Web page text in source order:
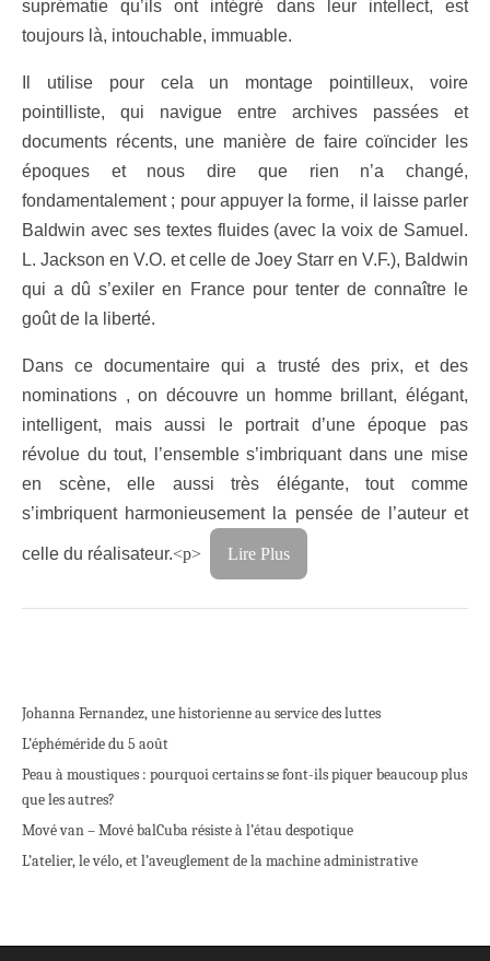
suprématie qu’ils ont intégré dans leur intellect, est
toujours là, intouchable, immuable.
Il utilise pour cela un montage pointilleux, voire
pointilliste, qui navigue entre archives passées et
documents récents, une manière de faire coïncider les
époques et nous dire que rien n’a changé,
fondamentalement ; pour appuyer la forme, il laisse parler
Baldwin avec ses textes fluides (avec la voix de Samuel.
L. Jackson en V.O. et celle de Joey Starr en V.F.), Baldwin
qui a dû s’exiler en France pour tenter de connaître le
goût de la liberté.
Dans ce documentaire qui a trusté des prix, et des
nominations , on découvre un homme brillant, élégant,
intelligent, mais aussi le portrait d’une époque pas
révolue du tout, l’ensemble s’imbriquant dans une mise
en scène, elle aussi très élégante, tout comme
s’imbriquent harmonieusement la pensée de l’auteur et
celle du réalisateur.<p> Lire Plus
Johanna Fernandez, une historienne au service des luttes
L’éphéméride du 5 août
Peau à moustiques : pourquoi certains se font-ils piquer beaucoup plus
que les autres?
Mové van – Mové balCuba résiste à l’étau despotique
L’atelier, le vélo, et l’aveuglement de la machine administrative